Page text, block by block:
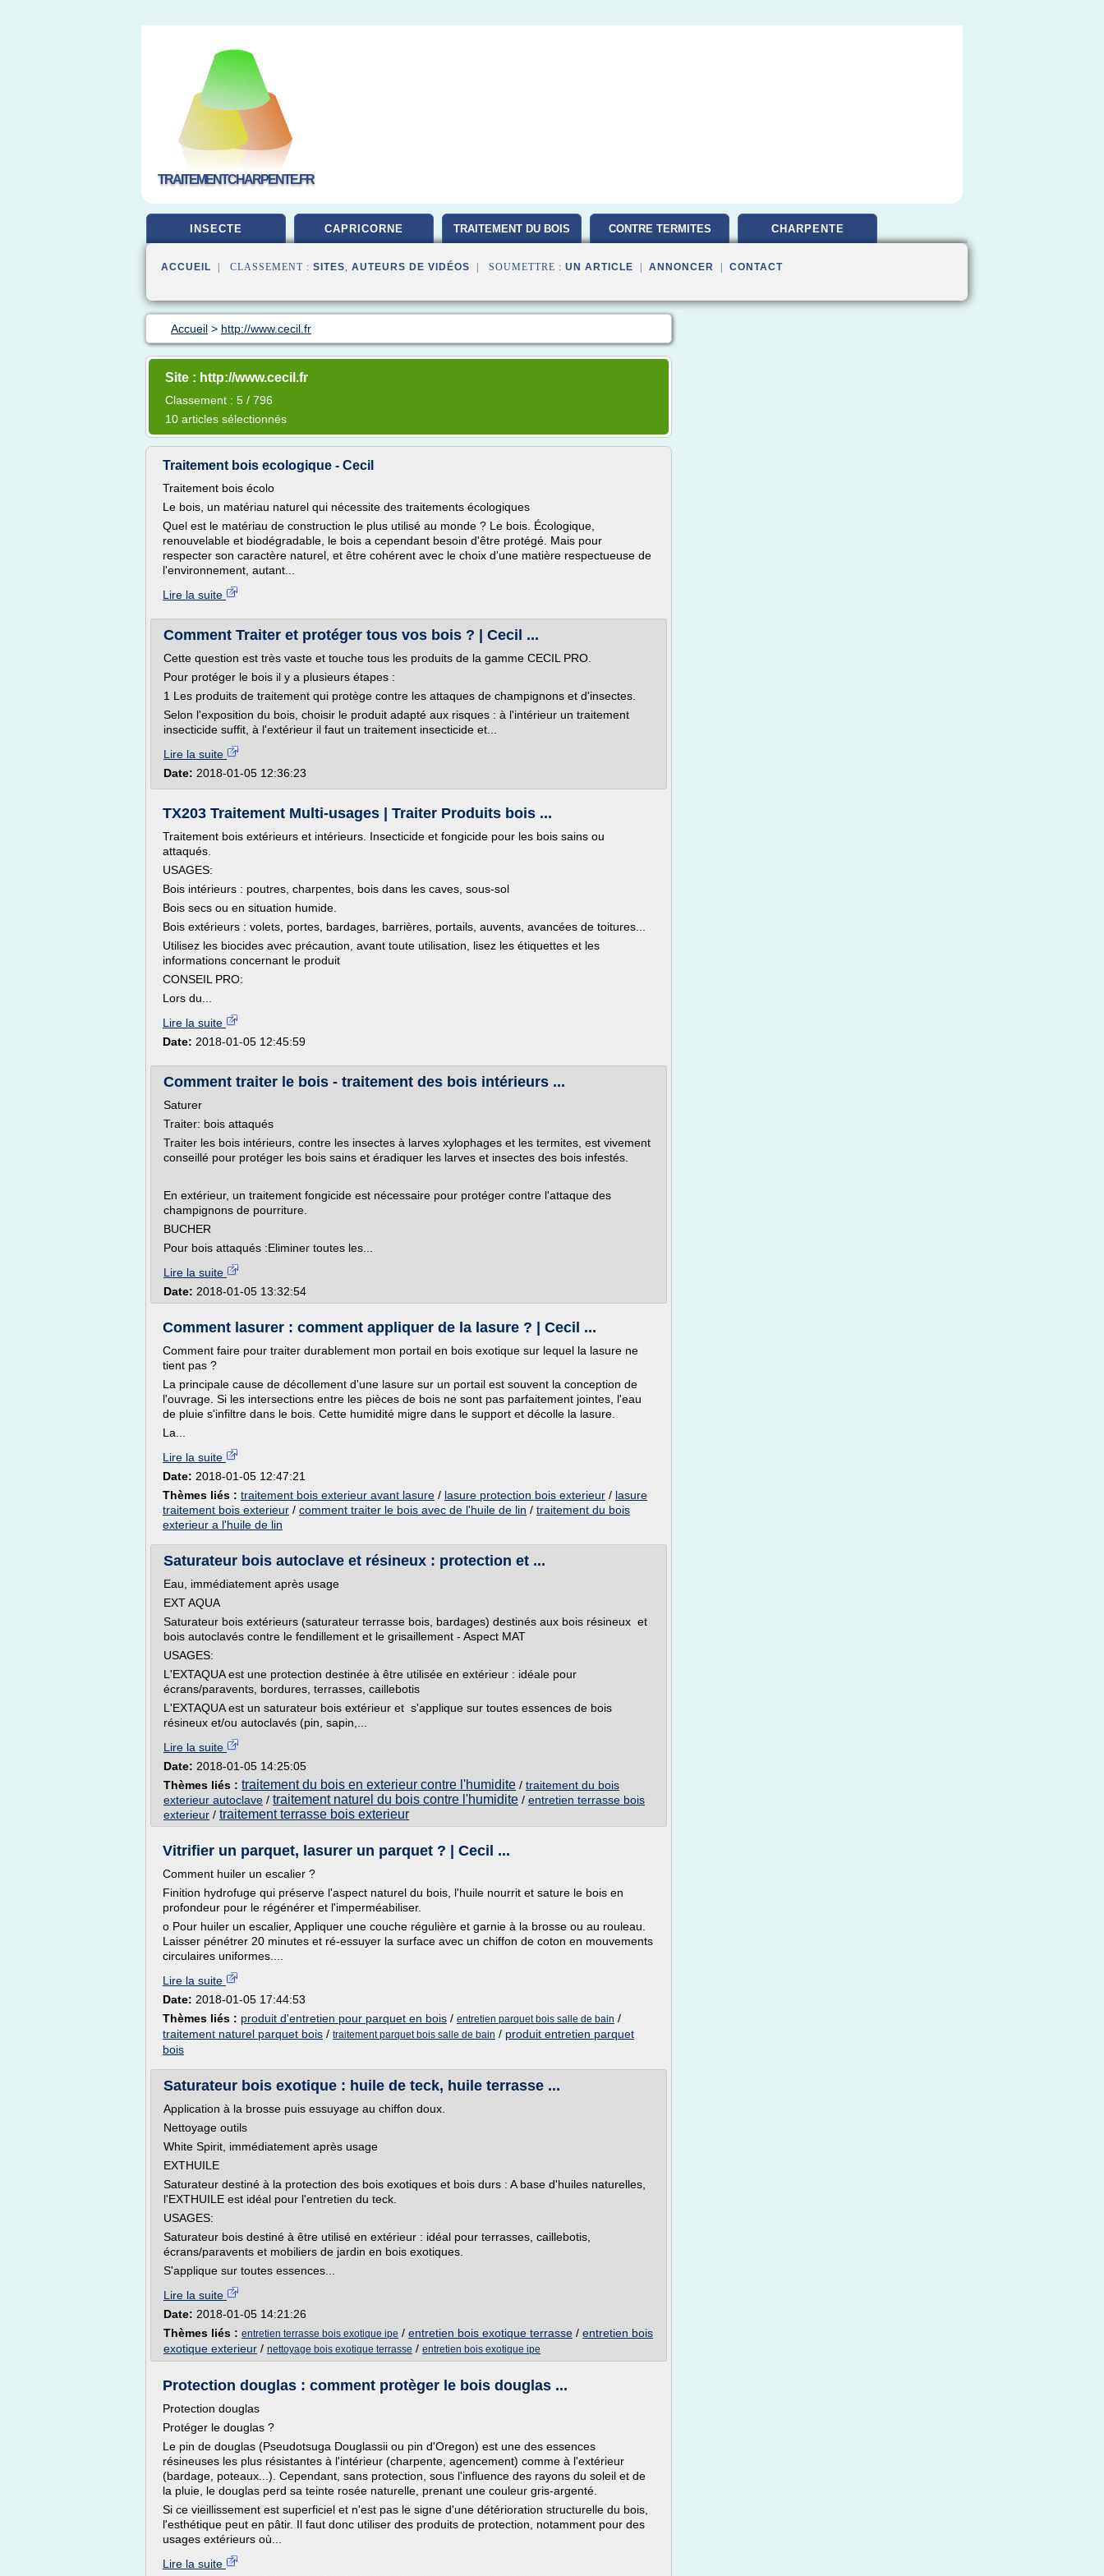
TRAITEMENTCHARPENTE.FR
INSECTE CAPRICORNE TRAITEMENT DU BOIS CONTRE TERMITES CHARPENTE
ACCUEIL | CLASSEMENT : SITES, AUTEURS DE VIDÉOS | SOUMETTRE : UN ARTICLE ANNONCER CONTACT
Accueil > http://www.cecil.fr
Site : http://www.cecil.fr
Classement : 5 / 796
10 articles sélectionnés
Traitement bois ecologique - Cecil
Traitement bois écolo
Le bois, un matériau naturel qui nécessite des traitements écologiques
Quel est le matériau de construction le plus utilisé au monde ? Le bois. Écologique,
renouvelable et biodégradable, le bois a cependant besoin d'être protégé. Mais pour
respecter son caractère naturel, et être cohérent avec le choix d'une matière respectueuse de
l'environnement, autant...
Lire la suite
Comment Traiter et protéger tous vos bois ? | Cecil ...
Cette question est très vaste et touche tous les produits de la gamme CECIL PRO.
Pour protéger le bois il y a plusieurs étapes :
1 Les produits de traitement qui protège contre les attaques de champignons et d'insectes.
Selon l'exposition du bois, choisir le produit adapté aux risques : à l'intérieur un traitement
insecticide suffit, à l'extérieur il faut un traitement insecticide et...
Lire la suite
Date: 2018-01-05 12:36:23
TX203 Traitement Multi-usages | Traiter Produits bois ...
Traitement bois extérieurs et intérieurs. Insecticide et fongicide pour les bois sains ou
attaqués.
USAGES:
Bois intérieurs : poutres, charpentes, bois dans les caves, sous-sol
Bois secs ou en situation humide.
Bois extérieurs : volets, portes, bardages, barrières, portails, auvents, avancées de toitures...
Utilisez les biocides avec précaution, avant toute utilisation, lisez les étiquettes et les
informations concernant le produit
CONSEIL PRO:
Lors du...
Lire la suite
Date: 2018-01-05 12:45:59
Comment traiter le bois - traitement des bois intérieurs ...
Saturer
Traiter: bois attaqués
Traiter les bois intérieurs, contre les insectes à larves xylophages et les termites, est vivement
conseillé pour protéger les bois sains et éradiquer les larves et insectes des bois infestés.
En extérieur, un traitement fongicide est nécessaire pour protéger contre l'attaque des
champignons de pourriture.
BUCHER
Pour bois attaqués :Eliminer toutes les...
Lire la suite
Date: 2018-01-05 13:32:54
Comment lasurer : comment appliquer de la lasure ? | Cecil ...
Comment faire pour traiter durablement mon portail en bois exotique sur lequel la lasure ne
tient pas ?
La principale cause de décollement d'une lasure sur un portail est souvent la conception de
l'ouvrage. Si les intersections entre les pièces de bois ne sont pas parfaitement jointes, l'eau
de pluie s'infiltre dans le bois. Cette humidité migre dans le support et décolle la lasure.
La...
Lire la suite
Date: 2018-01-05 12:47:21
Thèmes liés : traitement bois exterieur avant lasure / lasure protection bois exterieur / lasure
traitement bois exterieur / comment traiter le bois avec de l'huile de lin / traitement du bois
exterieur a l'huile de lin
Saturateur bois autoclave et résineux : protection et ...
Eau, immédiatement après usage
EXT AQUA
Saturateur bois extérieurs (saturateur terrasse bois, bardages) destinés aux bois résineux et
bois autoclavés contre le fendillement et le grisaillement - Aspect MAT
USAGES:
L'EXTAQUA est une protection destinée à être utilisée en extérieur : idéale pour
écrans/paravents, bordures, terrasses, caillebotis
L'EXTAQUA est un saturateur bois extérieur et s'applique sur toutes essences de bois
résineux et/ou autoclavés (pin, sapin,...
Lire la suite
Date: 2018-01-05 14:25:05
Thèmes liés : traitement du bois en exterieur contre l'humidite / traitement du bois
exterieur autoclave / traitement naturel du bois contre l'humidite / entretien terrasse bois
exterieur / traitement terrasse bois exterieur
Vitrifier un parquet, lasurer un parquet ? | Cecil ...
Comment huiler un escalier ?
Finition hydrofuge qui préserve l'aspect naturel du bois, l'huile nourrit et sature le bois en
profondeur pour le régénérer et l'imperméabiliser.
o Pour huiler un escalier, Appliquer une couche régulière et garnie à la brosse ou au rouleau.
Laisser pénétrer 20 minutes et ré-essuyer la surface avec un chiffon de coton en mouvements
circulaires uniformes....
Lire la suite
Date: 2018-01-05 17:44:53
Thèmes liés : produit d'entretien pour parquet en bois / entretien parquet bois salle de bain /
traitement naturel parquet bois / traitement parquet bois salle de bain / produit entretien parquet
bois
Saturateur bois exotique : huile de teck, huile terrasse ...
Application à la brosse puis essuyage au chiffon doux.
Nettoyage outils
White Spirit, immédiatement après usage
EXTHUILE
Saturateur destiné à la protection des bois exotiques et bois durs : A base d'huiles naturelles,
l'EXTHUILE est idéal pour l'entretien du teck.
USAGES:
Saturateur bois destiné à être utilisé en extérieur : idéal pour terrasses, caillebotis,
écrans/paravents et mobiliers de jardin en bois exotiques.
S'applique sur toutes essences...
Lire la suite
Date: 2018-01-05 14:21:26
Thèmes liés : entretien terrasse bois exotique ipe / entretien bois exotique terrasse / entretien bois
exotique exterieur / nettoyage bois exotique terrasse / entretien bois exotique ipe
Protection douglas : comment protèger le bois douglas ...
Protection douglas
Protéger le douglas ?
Le pin de douglas (Pseudotsuga Douglassii ou pin d'Oregon) est une des essences
résineuses les plus résistantes à l'intérieur (charpente, agencement) comme à l'extérieur
(bardage, poteaux...). Cependant, sans protection, sous l'influence des rayons du soleil et de
la pluie, le douglas perd sa teinte rosée naturelle, prenant une couleur gris-argenté.
Si ce vieillissement est superficiel et n'est pas le signe d'une détérioration structurelle du bois,
l'esthétique peut en pâtir. Il faut donc utiliser des produits de protection, notamment pour des
usages extérieurs où...
Lire la suite